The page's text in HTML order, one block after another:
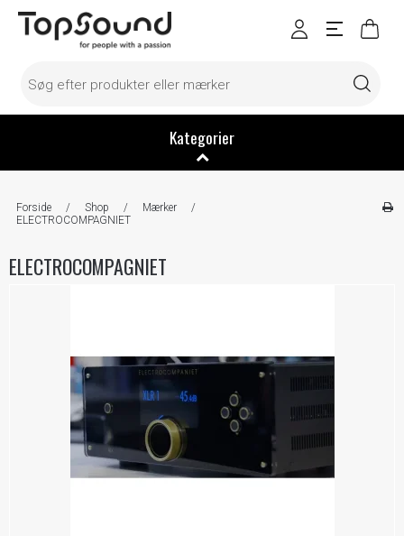
Kategorier
Forside / Shop / Mærker
/
ELECTROCOMPAGNIET
ELECTROCOMPAGNIET